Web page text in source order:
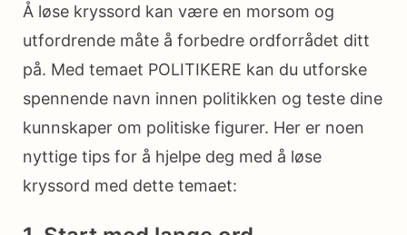
Å løse kryssord kan være en morsom og
utfordrende måte å forbedre ordforrådet ditt
på. Med temaet POLITIKERE kan du utforske
spennende navn innen politikken og teste dine
kunnskaper om politiske figurer. Her er noen
nyttige tips for å hjelpe deg med å løse
kryssord med dette temaet: